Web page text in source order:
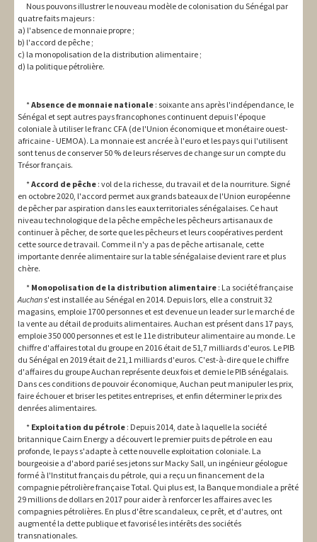
Nous pouvons illustrer le nouveau modèle de colonisation du Sénégal par
quatre faits majeurs :
a) l'absence de monnaie propre ;
b) l'accord de pêche ;
c) la monopolisation de la distribution alimentaire ;
d) la politique pétrolière.
*Absence de monnaie nationale : soixante ans après l'indépendance, le
Sénégal et sept autres pays francophones continuent depuis l'époque
coloniale à utiliser le franc CFA (de l'Union économique et monétaire ouest-
africaine - UEMOA). La monnaie est ancrée à l'euro et les pays qui l'utilisent
sont tenus de conserver 50 % de leurs réserves de change sur un compte du
Trésor français.
*Accord de pêche : vol de la richesse, du travail et de la nourriture. Signé
en octobre 2020, l'accord permet aux grands bateaux de l'Union européenne
de pêcher par aspiration dans les eaux territoriales sénégalaises. Ce haut
niveau technologique de la pêche empêche les pêcheurs artisanaux de
continuer à pêcher, de sorte que les pêcheurs et leurs coopératives perdent
cette source de travail. Comme il n'y a pas de pêche artisanale, cette
importante denrée alimentaire sur la table sénégalaise devient rare et plus
chère.
* Monopolisation de la distribution alimentaire : La société française
Auchan s'est installée au Sénégal en 2014. Depuis lors, elle a construit 32
magasins, emploie 1700 personnes et est devenue un leader sur le marché de
la vente au détail de produits alimentaires. Auchan est présent dans 17 pays,
emploie 350 000 personnes et est le 11e distributeur alimentaire au monde. Le
chiffre d'affaires total du groupe en 2016 était de 51,7 milliards d'euros. Le PIB
du Sénégal en 2019 était de 21,1 milliards d'euros. C'est-à-dire que le chiffre
d'affaires du groupe Auchan représente deux fois et demie le PIB sénégalais.
Dans ces conditions de pouvoir économique, Auchan peut manipuler les prix,
faire échouer et briser les petites entreprises, et enfin déterminer le prix des
denrées alimentaires.
* Exploitation du pétrole : Depuis 2014, date à laquelle la société
britannique Cairn Energy a découvert le premier puits de pétrole en eau
profonde, le pays s'adapte à cette nouvelle exploitation coloniale. La
bourgeoisie a d'abord parié ses jetons sur Macky Sall, un ingénieur géologue
formé à l'Institut français du pétrole, qui a reçu un financement de la
compagnie pétrolière française Total. Qui plus est, la Banque mondiale a prêté
29 millions de dollars en 2017 pour aider à renforcer les affaires avec les
compagnies pétrolières. En plus d'être scandaleux, ce prêt, et d'autres, ont
augmenté la dette publique et favorisé les intérêts des sociétés
transnationales.